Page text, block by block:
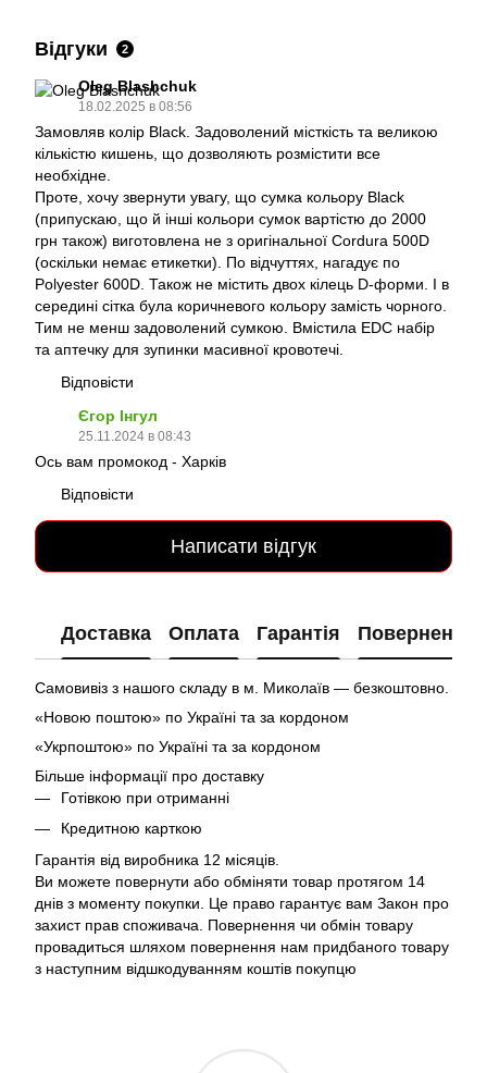
Відгуки 2
Oleg Blashchuk
18.02.2025 в 08:56
Замовляв колір Black. Задоволений місткість та великою
кількістю кишень, що дозволяють розмістити все
необхідне.
Проте, хочу звернути увагу, що сумка кольору Black
(припускаю, що й інші кольори сумок вартістю до 2000
грн також) виготовлена не з оригінальної Cordura 500D
(оскільки немає етикетки). По відчуттях, нагадує по
Polyester 600D. Також не містить двох кілець D-форми. І в
середині сітка була коричневого кольору замість чорного.
Тим не менш задоволений сумкою. Вмістила EDC набір
та аптечку для зупинки масивної кровотечі.
Відповісти
Єгор Інгул
25.11.2024 в 08:43
Ось вам промокод - Харків
Відповісти
Написати відгук
Доставка Оплата Гарантія Повернення
Самовивіз з нашого складу в м. Миколаїв — безкоштовно.
«Новою поштою» по Україні та за кордоном
«Укрпоштою» по Україні та за кордоном
Більше інформації про доставку
Готівкою при отриманні
Кредитною карткою
Гарантія від виробника 12 місяців.
Ви можете повернути або обміняти товар протягом 14
днів з моменту покупки. Це право гарантує вам Закон про
захист прав споживача. Повернення чи обмін товару
провадиться шляхом повернення нам придбаного товару
з наступним відшкодуванням коштів покупцю